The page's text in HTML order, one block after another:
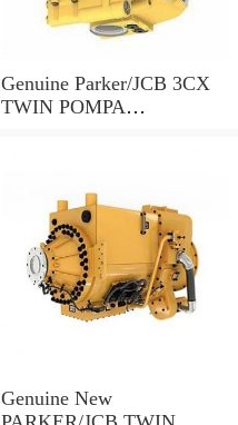
Genuine Parker/JCB 3CX
TWIN POMPA
Genuine New